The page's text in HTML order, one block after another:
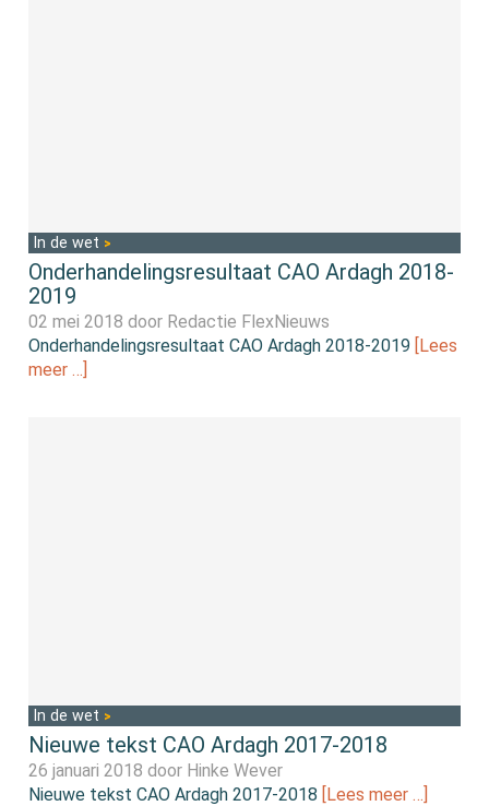
In de wet
Onderhandelingsresultaat CAO Ardagh 2018-
2019
02 mei 2018 door Redactie FlexNieuws
Onderhandelingsresultaat CAO Ardagh 2018-2019
[Lees
meer …]
In de wet
Nieuwe tekst CAO Ardagh 2017-2018
26 januari 2018 door Hinke Wever
Nieuwe tekst CAO Ardagh 2017-2018 [Lees meer …]